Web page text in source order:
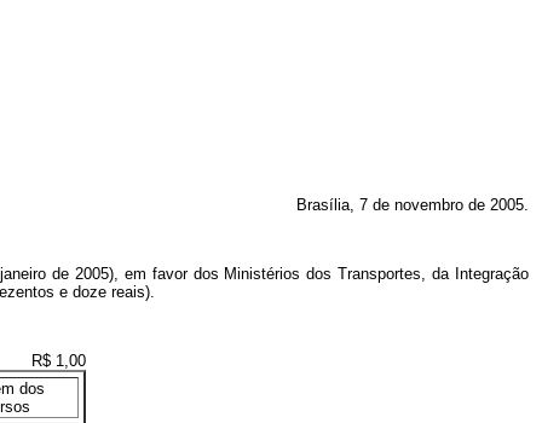
Brasília, 7 de novembro de 2005.
de 2005), em favor dos Ministérios dos Transportes, da Integração
e doze reais).
R$ 1,00
dos